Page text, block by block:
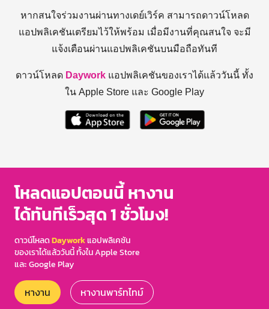
หากสนใจร่วมงานผ่านทางเดย์เวิร์ค สามารถดาวน์โหลด
แอปพลิเคชันเตรียมไว้ให้พร้อม เมื่อมีงานที่คุณสนใจ จะมี
แจ้งเตือนผ่านแอปพลิเคชันบนมือถือทันที
ดาวน์โหลด Daywork แอปพลิเคชันของเราได้แล้ววันนี้ ทั้ง
ใน Apple Store และ Google Play
โหลดแอปตอนนี้ หางาน
ได้ทันทีเร็วสุด 1 ชั่วโมง!
ดาวน์โหลดDayworkแอปพลิเคชัน
ของเราได้แล้ววันนี้ ทั้งใน Apple Store
และ Google Play
หางาน หางานพาร์ทไทม์